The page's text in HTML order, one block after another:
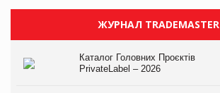
ЖУРНАЛ TRADEMASTER
Каталог Головних Проєктів
PrivateLabel – 2026